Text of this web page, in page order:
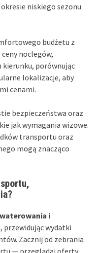
niskiego sezonu
budżetu z
noclegów,
kierunku, porównując
lokalizacje, aby
cenami.
bezpieczeństwa oraz
jak wymagania wizowe.
transportu oraz
mogą znacząco
i
przewidując wydatki
Zacznij od zebrania
— przeglądaj oferty